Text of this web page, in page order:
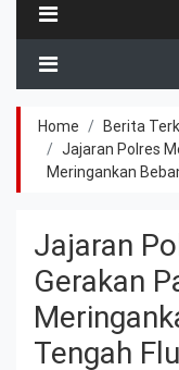
Home
Berita
Jajaran Polres
Meringankan
Jajaran
Gerakan
Tengah